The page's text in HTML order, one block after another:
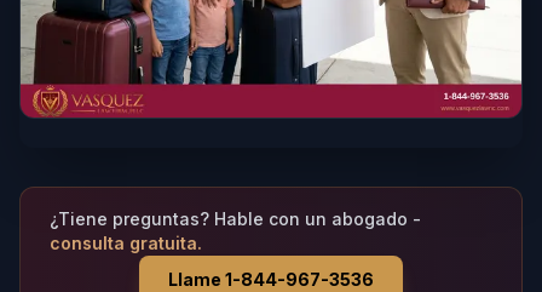
¿Tiene preguntas? Hable con un abogado -
consulta gratuita.
Llame 1-844-967-3536